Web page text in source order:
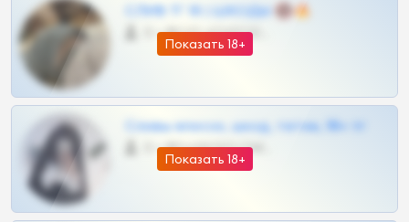
Показать 18+
СЛИВ ТГ 18 | ШКОДЫ 🔞🔥
0 •
Показать 18+
Сливы вписок, шкод, теток, 18+ тг
0 •